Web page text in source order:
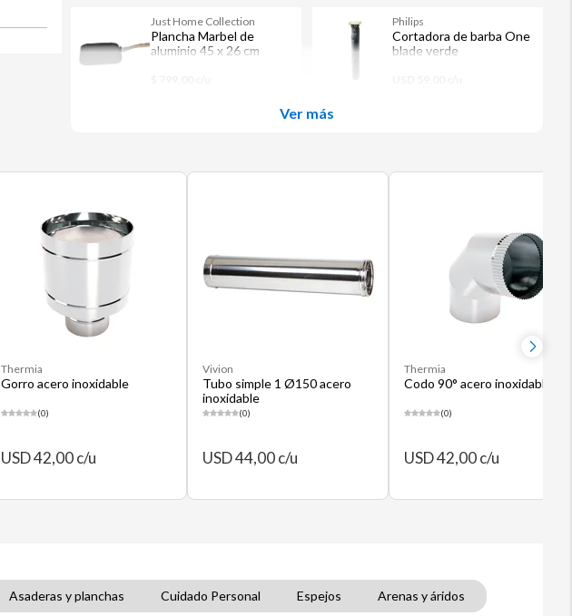
Just Home Collection
Plancha Marbel de
aluminio 45 x 26 cm
Philips
Cortadora de barba One
blade verde
Ver más
Thermia
Gorro acero inoxidable
(0)
USD 42,00 c/u
Vivion
Tubo simple 1 Ø150 acero
inoxidable
(0)
USD 44,00 c/u
Thermia
Codo 90° acero inoxidable
(0)
USD 42,00 c/u
Asaderas y planchas Cuidado Personal Espejos Arenas y áridos